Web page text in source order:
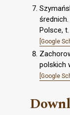
Polsce,
[Google
polskich
[Google